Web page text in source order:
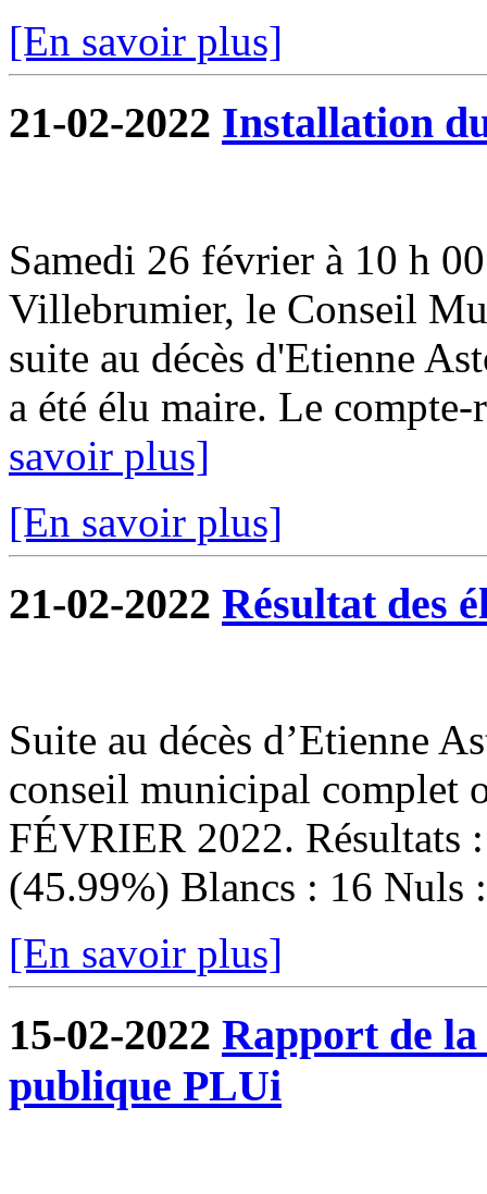
[En savoir plus]
21-02-2022 Installation
Samedi 26 février à 10 h
Villebrumier, le Conseil
suite au décès d'Etienne
a été élu maire. Le
savoir plus]
[En savoir plus]
21-02-2022 Résultat des
Suite au décès d’Etienne
conseil municipal complet
FÉVRIER 2022. Résultats
(45.99%) Blancs : 16 Nuls
[En savoir plus]
15-02-2022 Rapport de
publique PLUi